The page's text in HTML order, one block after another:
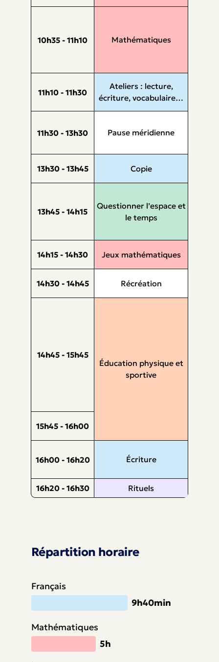
10h35 - 11h10 Mathématiques
11h10 - 11h30
Ateliers : lecture,
écriture, vocabulaire…
11h30 - 13h30 Pause méridienne
13h30 - 13h45 Copie
13h45 - 14h15
Questionner l’espace et
le temps
14h15 - 14h30 Jeux mathématiques
14h30 - 14h45 Récréation
14h45 - 15h45
Éducation physique et
sportive
15h45 - 16h00
16h00 - 16h20 Écriture
16h20 - 16h30 Rituels
Répartition horaire
Français
9h40min
Mathématiques
5h